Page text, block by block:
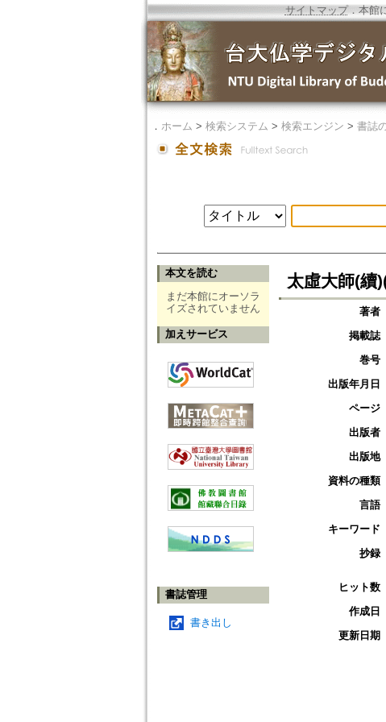
サイトマップ．本館
． ホーム > 検索システム > 検索エンジン > 書誌
本文を読む
まだ本館にオーソラ
イズされていません
加えサービス
書誌管理
書き出し
太虛大師(續
著者
掲載誌
巻号
出版年月日
ページ
出版者
出版地
資料の種類
言語
キーワード
抄録
ヒット数
作成日
更新日期